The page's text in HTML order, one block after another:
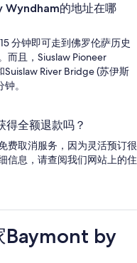
Wyndham的地址在哪
分钟即可走到佛罗伦萨历史
而且，Siuslaw Pioneer
River Bridge (苏伊斯
。
得全额退款吗？
费取消服务，因为灵活预订很
信息，请查阅我们网站上的住
Baymont by